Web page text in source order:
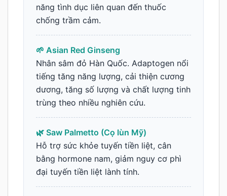
năng tình dục liên quan đến thuốc
chống trầm cảm.
🌱 Asian Red Ginseng
Nhân sâm đỏ Hàn Quốc. Adaptogen nổi
tiếng tăng năng lượng, cải thiện cương
dương, tăng số lượng và chất lượng tinh
trùng theo nhiều nghiên cứu.
🌿 Saw Palmetto (Cọ lùn Mỹ)
Hỗ trợ sức khỏe tuyến tiền liệt, cân
bằng hormone nam, giảm nguy cơ phì
đại tuyến tiền liệt lành tính.